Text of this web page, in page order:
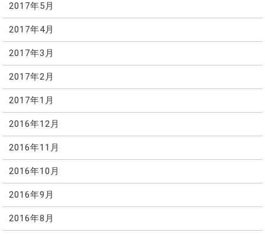
2017年5月
2017年4月
2017年3月
2017年2月
2017年1月
2016年12月
2016年11月
2016年10月
2016年9月
2016年8月